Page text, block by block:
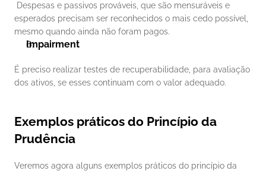
Despesas e passivos prováveis, que são mensuráveis e
esperados precisam ser reconhecidos o mais cedo possível,
mesmo quando ainda não foram pagos.
Impairment
É preciso realizar testes de recuperabilidade, para avaliação
dos ativos, se esses continuam com o valor adequado.
Exemplos práticos do Princípio da
Prudência
Veremos agora alguns exemplos práticos do princípio da